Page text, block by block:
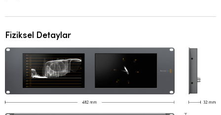
Fiziksel Detaylar